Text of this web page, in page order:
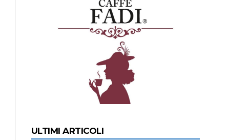
ULTIMI ARTICOLI